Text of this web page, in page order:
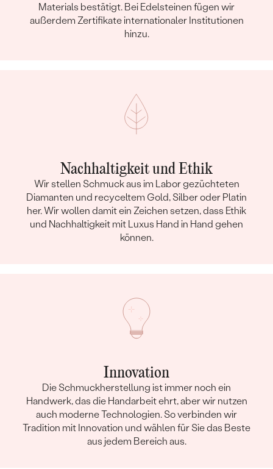
Materials bestätigt. Bei Edelsteinen fügen wir
außerdem Zertifikate internationaler Institutionen
hinzu.
Nachhaltigkeit und Ethik
Wir stellen Schmuck aus im Labor gezüchteten
Diamanten und recyceltem Gold, Silber oder Platin
her. Wir wollen damit ein Zeichen setzen, dass Ethik
und Nachhaltigkeit mit Luxus Hand in Hand gehen
können.
Innovation
Die Schmuckherstellung ist immer noch ein
Handwerk, das die Handarbeit ehrt, aber wir nutzen
auch moderne Technologien. So verbinden wir
Tradition mit Innovation und wählen für Sie das Beste
aus jedem Bereich aus.